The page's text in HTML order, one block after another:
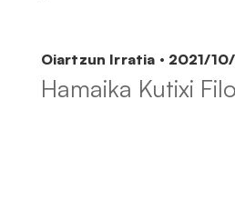
Oiartzun Irratia · 2021/
Hamaika Kutixi